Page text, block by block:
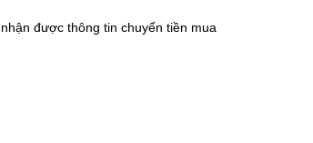
được thông tin chuyển tiền mua